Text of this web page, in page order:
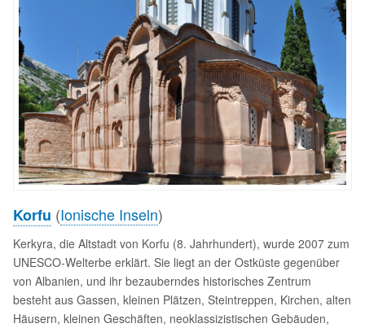
Korfu (Ionische Inseln)
Kerkyra, die Altstadt von Korfu (8. Jahrhundert), wurde 2007 zum
UNESCO-Welterbe erklärt. Sie liegt an der Ostküste gegenüber
von Albanien, und ihr bezauberndes historisches Zentrum
besteht aus Gassen, kleinen Plätzen, Steintreppen, Kirchen, alten
Häusern, kleinen Geschäften, neoklassizistischen Gebäuden,